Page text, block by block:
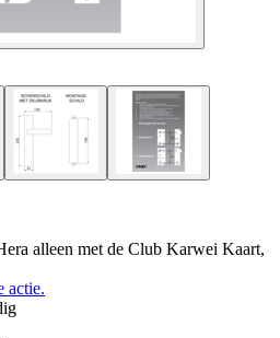
alleen met de Club Karwei Kaart,
actie.